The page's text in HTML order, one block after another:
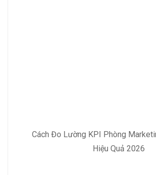
Cách Đo Lường KPI Phòng
Hiệu Quả 2026